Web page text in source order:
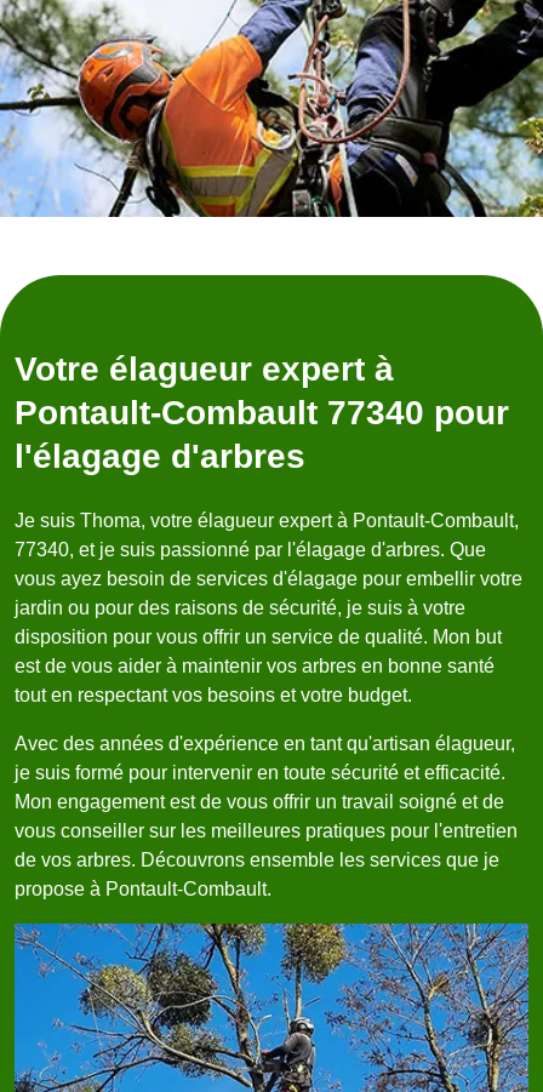
Votre élagueur expert à
Pontault-Combault 77340 pour
l'élagage d'arbres
Je suis Thoma, votre élagueur expert à Pontault-Combault,
77340, et je suis passionné par l'élagage d'arbres. Que
vous ayez besoin de services d'élagage pour embellir votre
jardin ou pour des raisons de sécurité, je suis à votre
disposition pour vous offrir un service de qualité. Mon but
est de vous aider à maintenir vos arbres en bonne santé
tout en respectant vos besoins et votre budget.
Avec des années d'expérience en tant qu'artisan élagueur,
je suis formé pour intervenir en toute sécurité et efficacité.
Mon engagement est de vous offrir un travail soigné et de
vous conseiller sur les meilleures pratiques pour l'entretien
de vos arbres. Découvrons ensemble les services que je
propose à Pontault-Combault.